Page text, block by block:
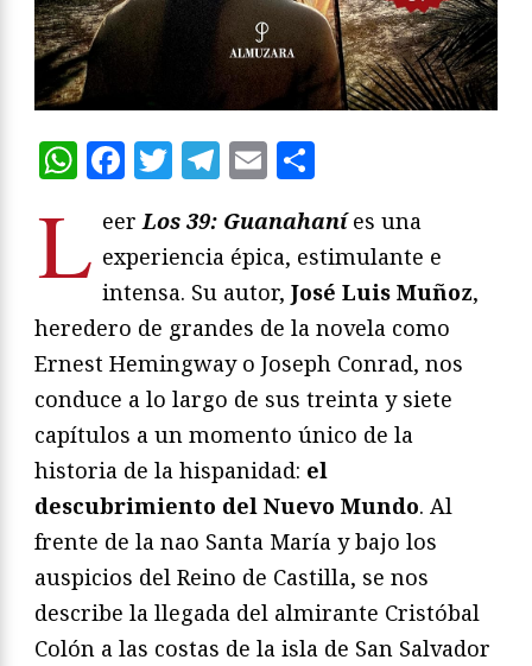
WhatsApp
Facebook
Twitter
Telegram
Email
L eerLos 39: Guanahaníes una
experiencia épica, estimulante e
intensa. Su autor, José Luis Muñoz,
heredero de grandes de la novela como
Ernest Hemingway o Joseph Conrad, nos
conduce a lo largo de sus treinta y siete
capítulos a un momento único de la
historia de la hispanidad: el
descubrimiento del Nuevo Mundo. Al
frente de la nao Santa María y bajo los
auspicios del Reino de Castilla, se nos
describe la llegada del almirante Cristóbal
Colón a las costas de la isla de San Salvador